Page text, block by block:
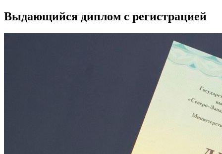
Выдающийся диплом с регистрацией